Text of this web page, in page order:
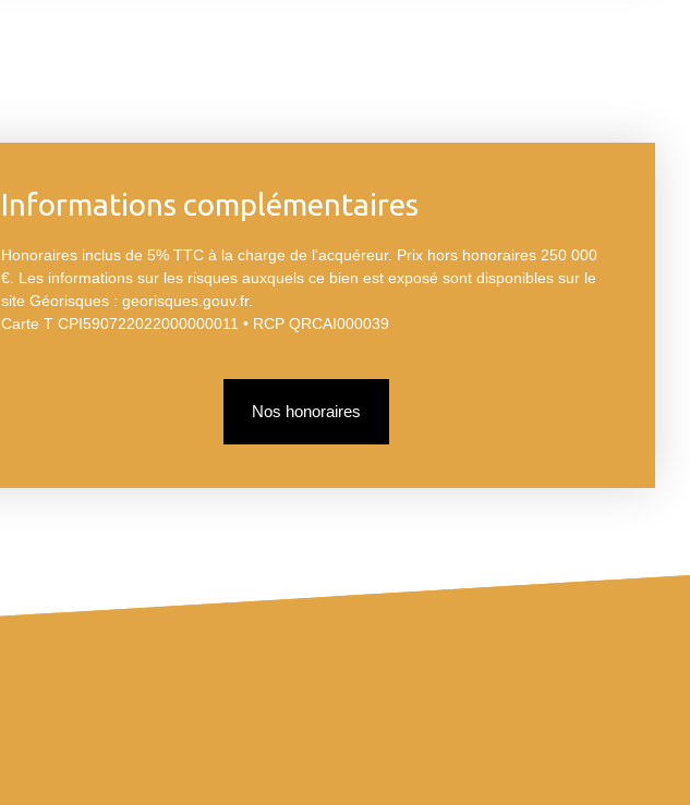
Informations complémentaires
Honoraires inclus de 5% TTC à la charge de l'acquéreur. Prix hors honoraires 250 000
€. Les informations sur les risques auxquels ce bien est exposé sont disponibles sur le
site Géorisques : georisques.gouv.fr.
Carte T CPI590722022000000011 • RCP QRCAI000039
Nos honoraires